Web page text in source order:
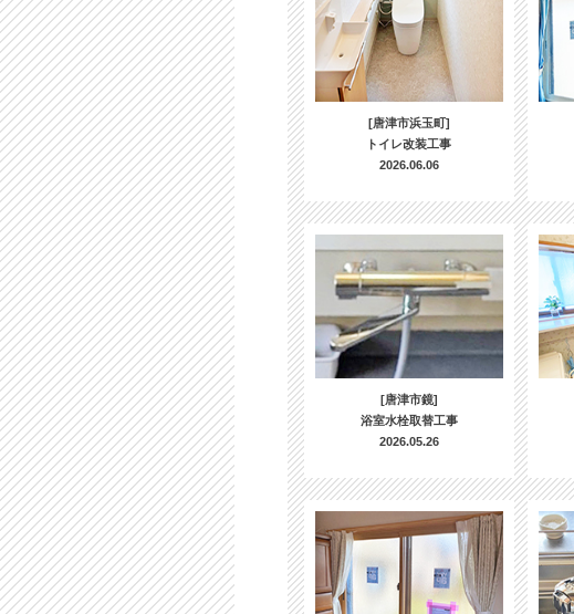
[唐津市浜玉町]
トイレ改装工事
2026.06.06
[唐津市鏡]
浴室水栓取替工事
2026.05.26